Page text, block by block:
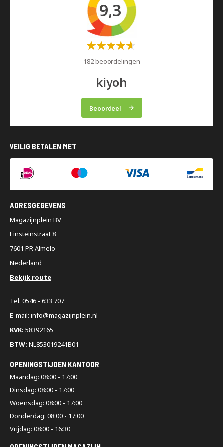
9,3
Waardering:
182 beoordelingen
kiyoh
Beoordeel
VEILIG BETALEN MET
ADRESGEGEVENS
Magazijnplein BV
Einsteinstraat 8
7601 PR Almelo
Nederland
Bekijk route
Tel: 0546 - 633 707
E-mail: info@magazijnplein.nl
KVK: 58392165
BTW: NL853019241B01
OPENINGSTIJDEN KANTOOR
Maandag: 08:00 - 17:00
Dinsdag: 08:00 - 17:00
Woensdag: 08:00 - 17:00
Donderdag: 08:00 - 17:00
Vrijdag: 08:00 - 16:30